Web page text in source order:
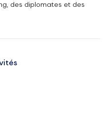
des diplomates et des